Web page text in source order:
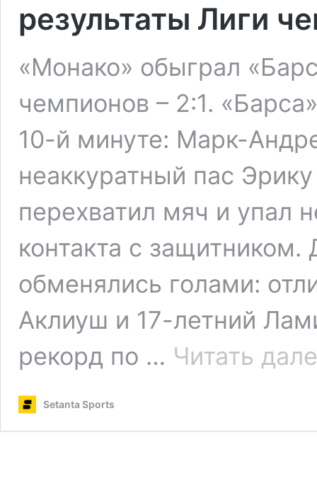
результаты Лиги
«Монако» обыграл
чемпионов – 2:1.
10-й минуте: Марк-
неаккуратный пас
перехватил мяч и упал
контакта с
обменялись голами:
Аклиуш и 17-летний
рекорд по … Читать
Setanta Sports